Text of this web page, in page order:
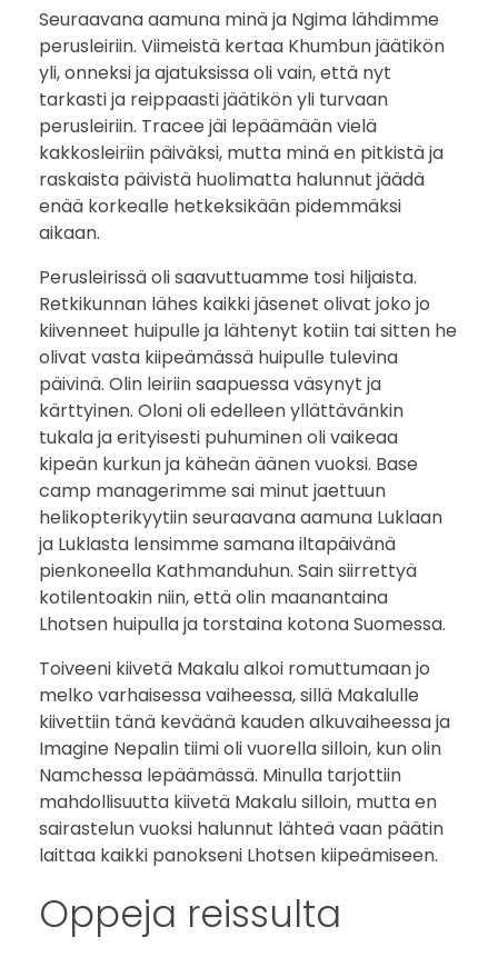
Seuraavana aamuna minä ja Ngima lähdimme
perusleiriin. Viimeistä kertaa Khumbun jäätikön
yli, onneksi ja ajatuksissa oli vain, että nyt
tarkasti ja reippaasti jäätikön yli turvaan
perusleiriin. Tracee jäi lepäämään vielä
kakkosleiriin päiväksi, mutta minä en pitkistä ja
raskaista päivistä huolimatta halunnut jäädä
enää korkealle hetkeksikään pidemmäksi
aikaan.
Perusleirissä oli saavuttuamme tosi hiljaista.
Retkikunnan lähes kaikki jäsenet olivat joko jo
kiivenneet huipulle ja lähtenyt kotiin tai sitten he
olivat vasta kiipeämässä huipulle tulevina
päivinä. Olin leiriin saapuessa väsynyt ja
kärttyinen. Oloni oli edelleen yllättävänkin
tukala ja erityisesti puhuminen oli vaikeaa
kipeän kurkun ja käheän äänen vuoksi. Base
camp managerimme sai minut jaettuun
helikopterikyytiin seuraavana aamuna Luklaan
ja Luklasta lensimme samana iltapäivänä
pienkoneella Kathmanduhun. Sain siirrettyä
kotilentoakin niin, että olin maanantaina
Lhotsen huipulla ja torstaina kotona Suomessa.
Toiveeni kiivetä Makalu alkoi romuttumaan jo
melko varhaisessa vaiheessa, sillä Makalulle
kiivettiin tänä keväänä kauden alkuvaiheessa ja
Imagine Nepalin tiimi oli vuorella silloin, kun olin
Namchessa lepäämässä. Minulla tarjottiin
mahdollisuutta kiivetä Makalu silloin, mutta en
sairastelun vuoksi halunnut lähteä vaan päätin
laittaa kaikki panokseni Lhotsen kiipeämiseen.
Oppeja reissulta